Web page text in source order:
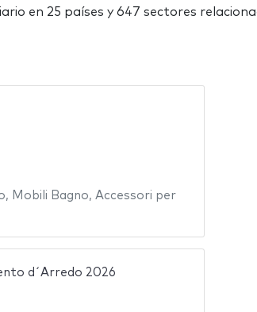
en 25 países y 647 sectores
, Mobili Bagno, Accessori per
d´Arredo 2026